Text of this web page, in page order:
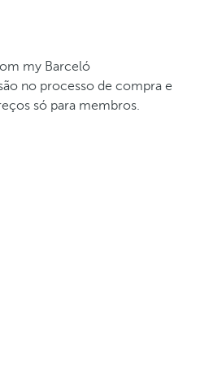
my Barceló
no processo de compra e
só para membros.